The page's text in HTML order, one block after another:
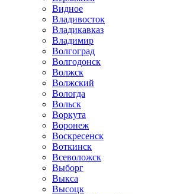
Видное
Владивосток
Владикавказ
Владимир
Волгоград
Волгодонск
Волжск
Волжский
Вологда
Вольск
Воркута
Воронеж
Воскресенск
Воткинск
Всеволожск
Выборг
Выкса
Высоцк